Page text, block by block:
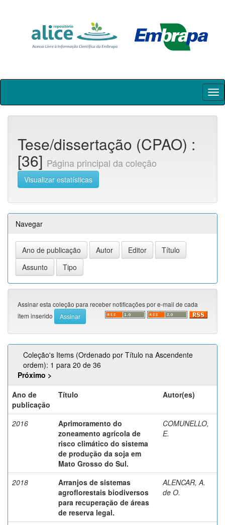
Skip
Tese/dissertação (CPAO) :
[36] Página principal da coleção
Visualizar estatísticas
Navegar
Assinar esta coleção para receber notificações por e-mail de cada
item inserido
Coleção's Items (Ordenado por Título na Ascendente
ordem): 1 para 20 de 36
Próximo >
Ano de
publicação
Título Autor(es)
2016
Aprimoramento do
zoneamento agrícola de
risco climático do sistema
de produção da soja em
Mato Grosso do Sul.
COMUNELLO,
E.
2018
Arranjos de sistemas
agroflorestais biodiversos
para recuperação de áreas
de reserva legal.
ALENCAR, A.
de O.